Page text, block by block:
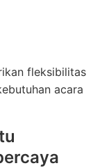
fleksibilitas
acara